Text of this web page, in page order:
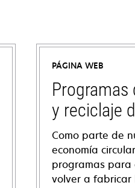
PÁGINA WEB
Programas
y reciclaje
Como parte de
economía
programas para
volver a fabricar